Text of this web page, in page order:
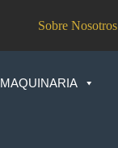
Sobre Nosotros
MAQUINARIA